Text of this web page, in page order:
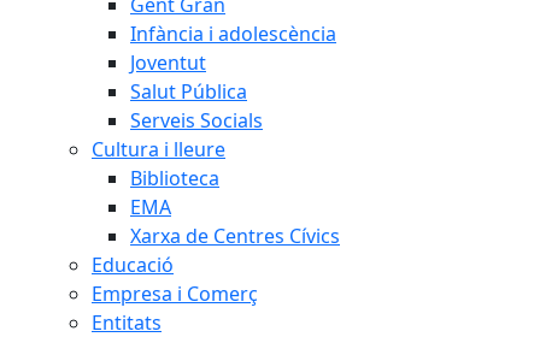
Infància i adolescència
Joventut
Salut Pública
Serveis Socials
Cultura i lleure
Biblioteca
EMA
Xarxa de Centres Cívics
Educació
Empresa i Comerç
Entitats